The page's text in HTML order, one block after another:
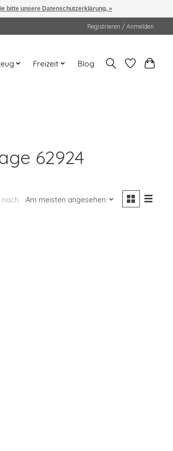
Registrieren / Anmelden
Freizeit Blog
62924
Am meisten angesehen
bitte unsere Datenschutzerklärung. »